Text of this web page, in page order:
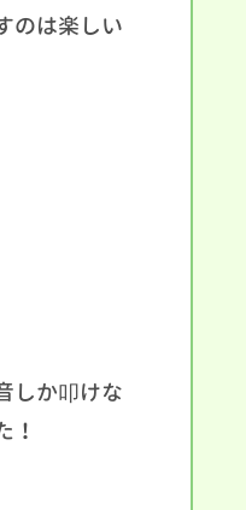
のは楽しい
しか叩けな
！